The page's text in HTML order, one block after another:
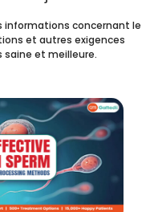
informations concernant le
et autres exigences
saine et meilleure.